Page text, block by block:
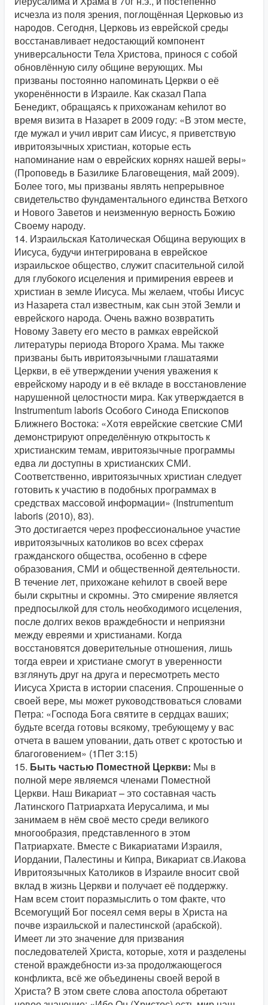
исчезла из поля зрения, поглощённая Церковью из
народов. Сегодня, Церковь из еврейской среды
восстанавливает недостающий компонент
универсальности Тела Христова, принося с собой
обновлённую силу общине верующих. Мы
призваны постоянно напоминать Церкви о её
укоренённости в Израиле. Как сказал Папа
Бенедикт, обращаясь к прихожанам кеhилот во
время визита в Назарет в 2009 году: «В этом месте,
где мужал и учил иврит сам Иисус, я приветствую
ивритоязычных христиан, которые есть
напоминание нам о еврейских корнях нашей веры»
(Проповедь в Базилике Благовещения, май 2009).
Более того, мы призваны являть непрерывное
свидетельство фундаментального единства Ветхого
и Нового Заветов и неизменную верность Божию
Своему народу.
14. Израильская Католическая Община верующих в
Иисуса, будучи интегрирована в еврейское
израильское общество, служит спасительной силой
для глубокого исцеления и примирения евреев и
христиан в земле Иисуса. Мы желаем, чтобы Иисус
из Назарета стал известным, как сын этой Земли и
еврейского народа. Очень важно возвратить
Новому Завету его место в рамках еврейской
литературы периода Второго Храма. Мы также
призваны быть ивритоязычными глашатаями
Церкви, в её утверждении учения уважения к
еврейскому народу и в её вкладе в восстановление
нарушенной целостности мира. Как утверждается в
Instrumentum laboris Особого Синода Епископов
Ближнего Востока: «Хотя еврейские светские СМИ
демонстрируют определённую открытость к
христианским темам, ивритоязычные программы
едва ли доступны в христианских СМИ.
Соответственно, ивритоязычных христиан следует
готовить к участию в подобных программах в
средствах массовой информации» (Instrumentum
laboris (2010), 83).
Это достигается через профессиональное участие
ивритоязычных католиков во всех сферах
гражданского общества, особенно в сфере
образования, СМИ и общественной деятельности.
В течение лет, прихожане кеhилот в своей вере
были скрытны и скромны. Это смирение является
предпосылкой для столь необходимого исцеления,
после долгих веков враждебности и неприязни
между евреями и христианами. Когда
восстановятся доверительные отношения, лишь
тогда евреи и христиане смогут в уверенности
взглянуть друг на друга и пересмотреть место
Иисуса Христа в истории спасения. Спрошенные о
своей вере, мы может руководствоваться словами
Петра: «Господа Бога святите в сердцах ваших;
будьте всегда готовы всякому, требующему у вас
отчета в вашем уповании, дать ответ с кротостью и
благоговением» (1Пет 3:15)
15. Быть частью Поместной Церкви: Мы в
полной мере являемся членами Поместной
Церкви. Наш Викариат – это составная часть
Латинского Патриархата Иерусалима, и мы
занимаем в нём своё место среди великого
многообразия, представленного в этом
Патриархате. Вместе с Викариатами Израиля,
Иордании, Палестины и Кипра, Викариат св.Иакова
Ивритоязычных Католиков в Израиле вносит свой
вклад в жизнь Церкви и получает её поддержку.
Нам всем стоит поразмыслить о том факте, что
Всемогущий Бог посеял семя веры в Христа на
почве израильской и палестинской (арабской).
Имеет ли это значение для призвания
последователей Христа, которые, хотя и разделены
стеной враждебности из-за продолжающегося
конфликта, всё же объединены своей верой в
Христа? В этом свете слова апостола обретают